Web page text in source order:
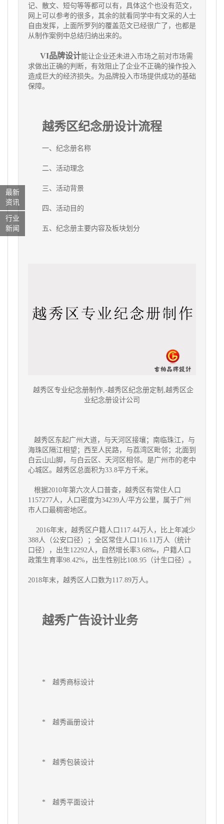
记、散文、短句等等都可以有，具体这个也没有范文，
网上可以参考的很多，其余的就看同学中有文采的人士
自由发挥，上面所罗列的覆盖范文已经很广了，也都是
从制作案例中总结归纳出来的。
VI品牌设计能让企业还未进入市场之前对市场需
求做出正确的判断，有效阻止了企业不正确的操作投入
造成巨大的经济损失。为品牌投入市场提供成功的基础
保障。
越秀区纪念册设计流程
一、纪念册名称
二、活动理念
三、活动背景
四、活动目的
五、纪念册主要内容及板块划分
越秀区专业纪念册制作,-越秀区纪念册定制,越秀区企
业纪念册设计公司
越秀区东起广州大道，与天河区接壤；南临珠江，与
海珠区隔江相望；西至人民路，与荔湾区毗邻；北面到
白云山山脚，与白云区、天河区相邻。是广州市的老中
心城区。越秀区总面积为33.8平方千米。
根据2010年第六次人口普查，越秀区有常住人口
1157277人，人口密度为34239人/平方公里，属于广州
市人口最稠密地区。
2016年末，越秀区户籍人口117.44万人，比上年减少
388人（公安口径）；全区常住人口116.11万人（统计
口径），出生12292人，自然增长率3.68‰，户籍人口
政策生育率98.42%，出生性别比108.95（计生口径）。
2018年末，越秀区人口数为117.89万人。
越秀广告设计业务
* 越秀商标设计
* 越秀画册设计
* 越秀包装设计
* 越秀平面设计
最新
资讯
行业
新闻